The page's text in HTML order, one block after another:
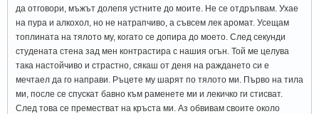
да отговори, мъжът долепя устните до моите. Не се отдръпвам. Ухае
на пура и алкохол, но не натрапчиво, а съвсем лек аромат. Усещам
топлината на тялото му, когато се допира до моето. След секунди
студената стена зад мен контрастира с нашия огън. Той ме целува
така настойчиво и страстно, сякаш от деня на раждането си е
мечтаел да го направи. Ръцете му шарят по тялото ми. Първо на тила
ми, после се спускат бавно към раменете ми и лекичко ги стисват.
След това се преместват на кръста ми. Аз обвивам своите около